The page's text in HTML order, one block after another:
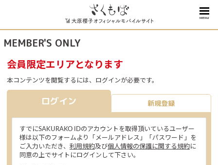
MENU
MEMBER'S ONLY
会員限定エリアとなります
本コンテンツを閲覧するには、ログインが必要です。
ログイン 新規登録
すでにSAKURAKO IDのアカウントを取得頂いているユーザー
様は以下のフォームより「メールアドレス」「パスワード」を
ご入力いただき、 利用規約及び個人情報の保護に関する規約に
同意の上でサイトにログインして下さい。